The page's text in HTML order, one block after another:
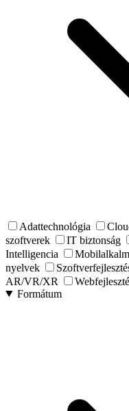
Adattechnológia
szoftverek
IT biztonság
Intelligencia
nyelvek
AR/VR/XR
Formátum